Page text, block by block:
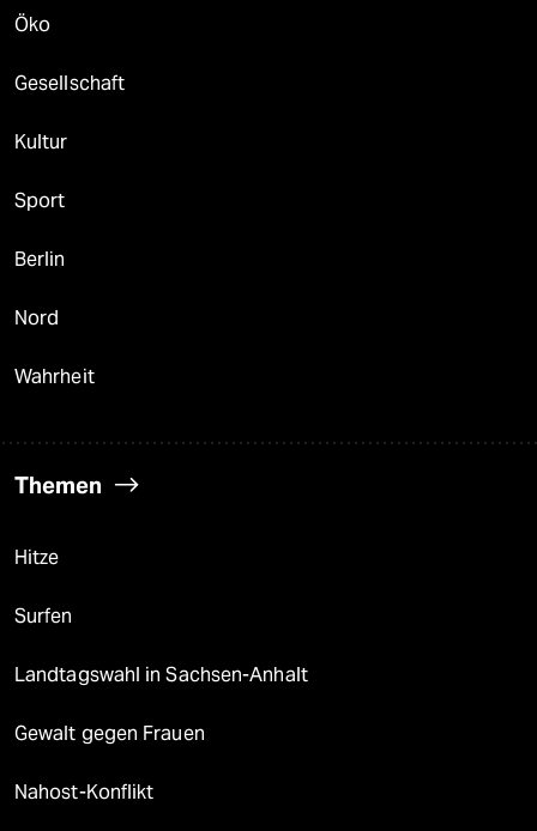
Öko
Gesellschaft
Kultur
Sport
Berlin
Nord
Wahrheit
Themen
Hitze
Surfen
Landtagswahl in Sachsen-Anhalt
Gewalt gegen Frauen
Nahost-Konflikt